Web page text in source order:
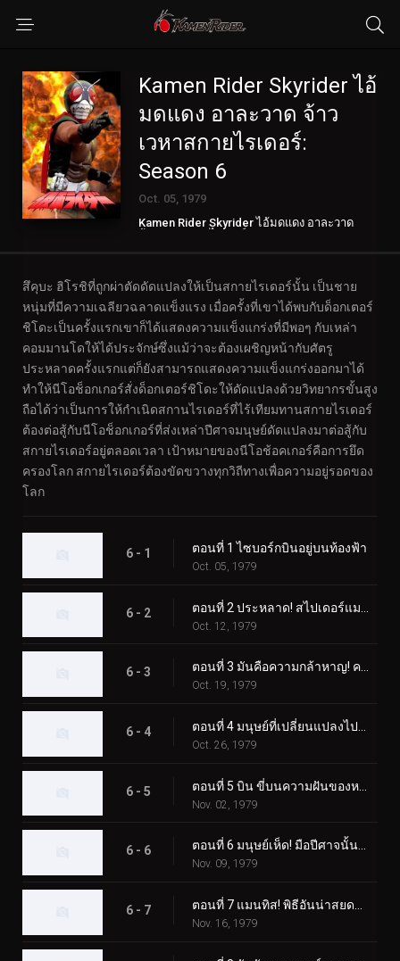
Kamen Rider Skyrider ไอ้
มดแดง อาละวาด จ้าว
เวหาสกายไรเดอร์:
Season 6
Oct. 05, 1979
Kamen Rider Skyrider ไอ้มดแดง อาละวาด
สึคุบะ ฮิโรชิที่ถูกผ่าตัดดัดแปลงให้เป็นสกายไรเดอร์นั้น เป็นชาย
หนุ่มที่มีความเฉลียวฉลาดแข็งแรง เมื่อครั้งที่เขาได้พบกับด็อกเตอร์
ชิโดะเป็นครั้งแรกเขาก็ได้แสดงความแข็งแกร่งที่มีพอๆ กับเหล่า
คอมมานโดให้ได้ประจักษ์ซึ่งแม้ว่าจะต้องเผชิญหน้ากับศัตรู
ประหลาดครั้งแรกแต่ก็ยังสามารถแสดงความแข็งแกร่งออกมาได้
ทำให้นีโอช็อกเกอร์สั่งด็อกเตอร์ชิโดะให้ดัดแปลงด้วยวิทยากรขั้นสูง
ถือได้ว่าเป็นการให้กำเนิดสกานไรเดอร์ที่ไร้เทียมทานสกายไรเดอร์
ต้องต่อสู้กับนีโอช็อกเกอร์ที่ส่งเหล่าปีศาจมนุษย์ดัดแปลงมาต่อสู้กับ
สกายไรเดอร์อยู่ตลอดเวลา เป้าหมายของนีโอช้อคเกอร์คือการยึด
ครองโลก สกายไรเดอร์ต้องขัดขวางทุกวิถีทางเพื่อความอยู่รอดของ
โลก
6 - 1 ตอนที่ 1 ไซบอร์กบินอยู่บนท้องฟ้า
Oct. 05, 1979
6 - 2
Oct. 12, 1979
6 - 3 ตอนที่ 3 มันคือความกล้าหาญ! ความกลัวของขลุ่ยค้างคาว
Oct. 19, 1979
6 - 4
Oct. 26, 1979
6 - 5
Nov. 02, 1979
6 - 6 ตอนที่ 6 มนุษย์เห็ด! มือปีศาจนั้นเย็นชา
Nov. 09, 1979
6 - 7
Nov. 16, 1979